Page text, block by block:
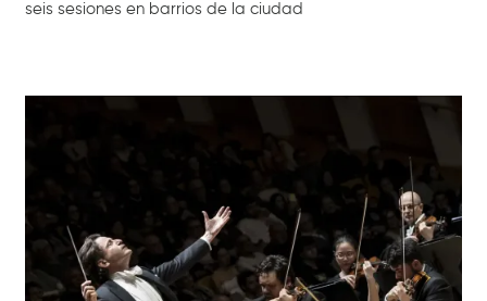
seis sesiones en barrios de la ciudad